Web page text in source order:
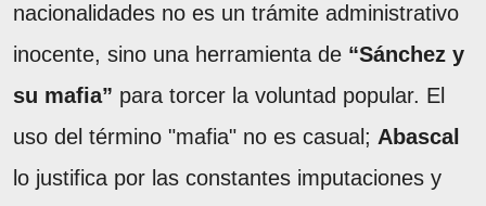
nacionalidades no es un trámite administrativo
inocente, sino una herramienta de “Sánchez y
su mafia” para torcer la voluntad popular. El
uso del término "mafia" no es casual; Abascal
lo justifica por las constantes imputaciones y